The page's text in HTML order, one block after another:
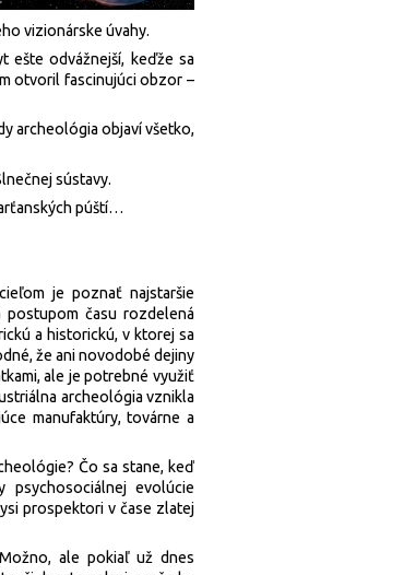
vizionárske úvahy.
ešte odvážnejší, keďže sa
otvoril fascinujúci obzor –
archeológia objaví všetko,
sústavy.
púští…
je poznať najstaršie
postupom času rozdelená
a historickú, v ktorej sa
že ani novodobé dejiny
ale je potrebné využiť
archeológia vznikla
manufaktúry, továrne a
Čo sa stane, keď
psychosociálnej evolúcie
prospektori v čase zlatej
ale pokiaľ už dnes